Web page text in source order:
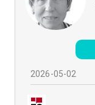
2026-05-02